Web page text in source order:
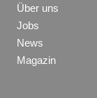
Über uns
Jobs
News
Magazin